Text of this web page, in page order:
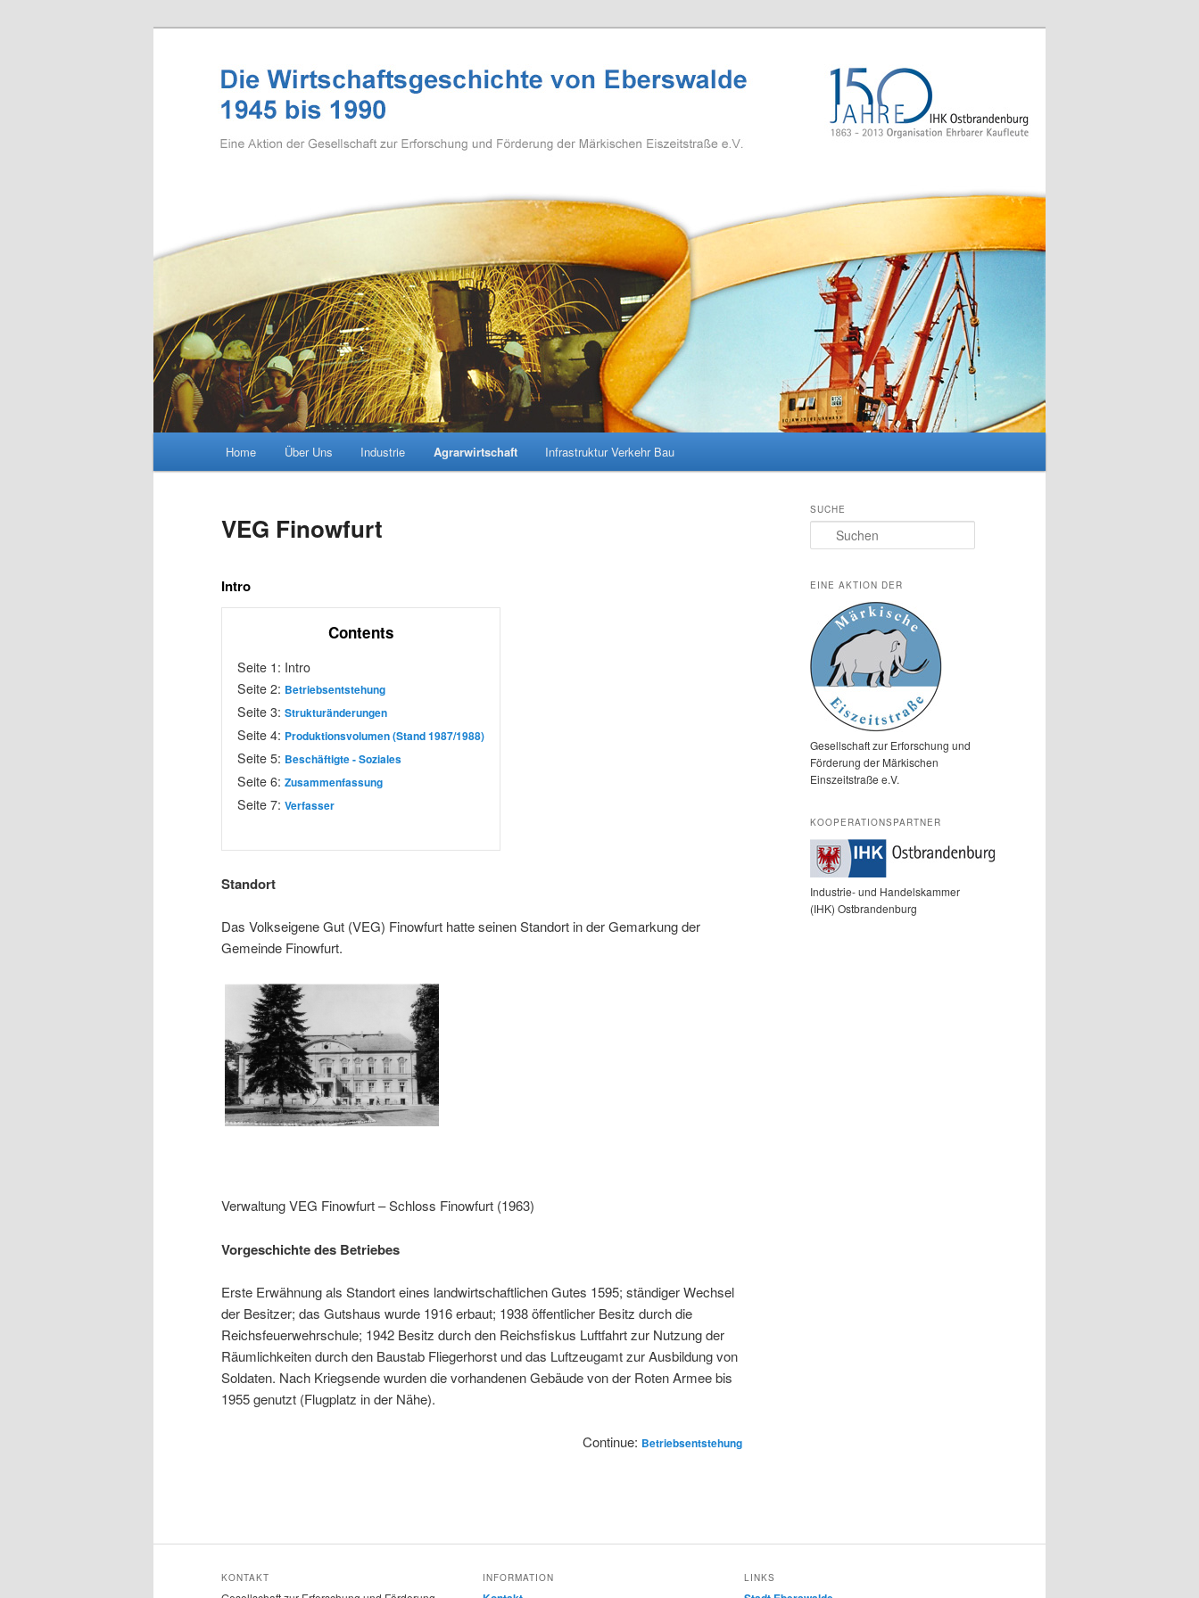
Wirtschaftsgeschichte Eberswalde
Home Über Uns Industrie Agrarwirtschaft Infrastruktur Verkehr Bau
VEG Finowfurt
Intro
Contents
Seite 1: Intro
Seite 2: Betriebsentstehung
Seite 3: Strukturänderungen
Seite 4: Produktionsvolumen (Stand 1987/1988)
Seite 5: Beschäftigte - Soziales
Seite 6: Zusammenfassung
Seite 7: Verfasser
Standort
Das Volkseigene Gut (VEG) Finowfurt hatte seinen Standort in der Gemarkung der
Gemeinde Finowfurt.
Verwaltung VEG Finowfurt – Schloss Finowfurt (1963)
Vorgeschichte des Betriebes
Erste Erwähnung als Standort eines landwirtschaftlichen Gutes 1595; ständiger Wechsel
der Besitzer; das Gutshaus wurde 1916 erbaut; 1938 öffentlicher Besitz durch die
Reichsfeuerwehrschule; 1942 Besitz durch den Reichsfiskus Luftfahrt zur Nutzung der
Räumlichkeiten durch den Baustab Fliegerhorst und das Luftzeugamt zur Ausbildung von
Soldaten. Nach Kriegsende wurden die vorhandenen Gebäude von der Roten Armee bis
1955 genutzt (Flugplatz in der Nähe).
Continue: Betriebsentstehung
SUCHE
Suchen
EINE AKTION DER
Gesellschaft zur Erforschung und
Förderung der Märkischen
Einszeitstraße e.V.
KOOPERATIONSPARTNER
Industrie- und Handelskammer
(IHK) Ostbrandenburg
KONTAKT INFORMATION LINKS